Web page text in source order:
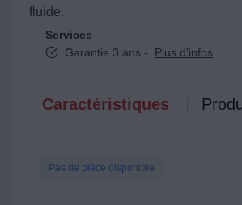
fluide.
Services
Garantie 3 ans -
Plus d'infos
Caractéristiques
Pas de pièce disponible